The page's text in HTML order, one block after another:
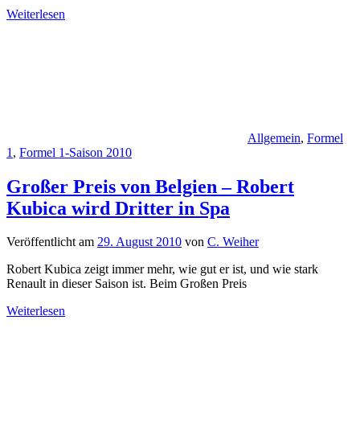
Weiterlesen
Allgemein, Formel
1 , Formel 1-Saison 2010
Großer Preis von Belgien – Robert
Kubica wird Dritter in Spa
Veröffentlicht am 29. August 2010 von C. Weiher
Robert Kubica zeigt immer mehr, wie gut er ist, und wie stark
Renault in dieser Saison ist. Beim Großen Preis
Weiterlesen